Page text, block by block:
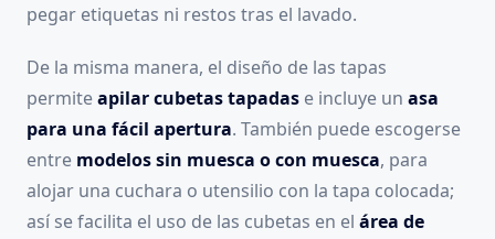
pegar etiquetas ni restos tras el lavado.
De la misma manera, el diseño de las tapas
permiteapilar cubetas tapadas e incluye un asa
para una fácil apertura. También puede escogerse
entre modelos sin muesca o con muesca, para
alojar una cuchara o utensilio con la tapa colocada;
así se facilita el uso de las cubetas en el área de